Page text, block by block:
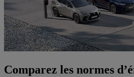
Comparez les normes